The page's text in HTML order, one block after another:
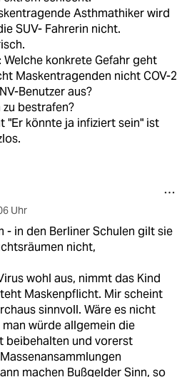
Asthmathiker wird
SUV- Fahrerin nicht.
Welche konkrete Gefahr geht
Maskentragenden nicht COV-2
Benutzer aus?
bestrafen?
"Er könnte ja infiziert sein" ist
Uhr
- in den Berliner Schulen gilt sie
nicht,
wohl aus, nimmt das Kind
Maskenpflicht. Mir scheint
sinnvoll. Wäre es nicht
würde allgemein die
beibehalten und vorerst
machen Bußgelder Sinn, so